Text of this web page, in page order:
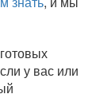
у вас или